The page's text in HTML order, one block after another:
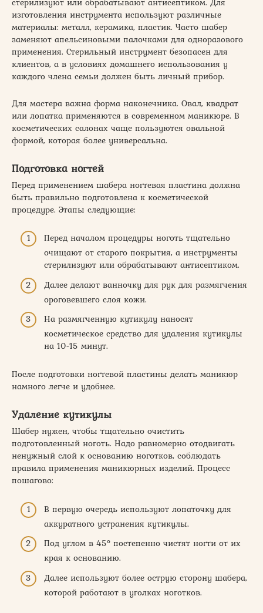
изготовления инструмента используют различные
материалы: металл, керамика, пластик. Часто шабер
заменяют апельсиновыми палочками для одноразового
применения. Стерильный инструмент безопасен для
клиентов, а в условиях домашнего использования у
каждого члена семьи должен быть личный прибор.
Для мастера важна форма наконечника. Овал, квадрат
или лопатка применяются в современном маникюре. В
косметических салонах чаще пользуются овальной
формой, которая более универсальна.
Подготовка ногтей
Перед применением шабера ногтевая пластина должна
быть правильно подготовлена к косметической
процедуре. Этапы следующие:
Перед началом процедуры ноготь тщательно
очищают от старого покрытия, а инструменты
стерилизуют или обрабатывают антисептиком.
Далее делают ванночку для рук для размягчения
ороговевшего слоя кожи.
На размягченную кутикулу наносят
косметическое средство для удаления кутикулы
на 10-15 минут.
После подготовки ногтевой пластины делать маникюр
намного легче и удобнее.
Удаление кутикулы
Шабер нужен, чтобы тщательно очистить
подготовленный ноготь. Надо равномерно отодвигать
ненужный слой к основанию ноготков, соблюдать
правила применения маникюрных изделий. Процесс
пошагово:
В первую очередь используют лопаточку для
аккуратного устранения кутикулы.
Под углом в 45° постепенно чистят ногти от их
края к основанию.
Далее используют более острую сторону шабера,
которой работают в уголках ноготков.